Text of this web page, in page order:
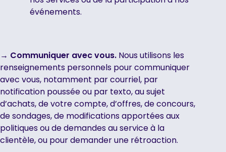
événements.
→ Communiquer avec vous. Nous utilisons les
renseignements personnels pour communiquer
avec vous, notamment par courriel, par
notification poussée ou par texto, au sujet
d’achats, de votre compte, d’offres, de concours,
de sondages, de modifications apportées aux
politiques ou de demandes au service à la
clientèle, ou pour demander une rétroaction.